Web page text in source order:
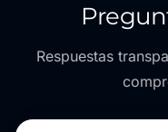
Respuestas